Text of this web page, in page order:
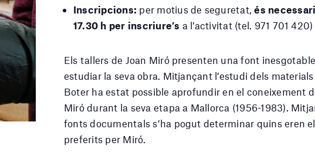
Inscripcions: per motius de seguretat,és
17.30 h per inscriure’s a l’activitat (tel. 971 701 420)
Els tallers de Joan Miró presenten una font
estudiar la seva obra. Mitjançant l’estudi dels
Boter ha estat possible aprofundir en el coneixement
Miró durant la seva etapa a Mallorca (1956-1983).
fonts documentals s’ha pogut determinar quins eren
preferits per Miró.